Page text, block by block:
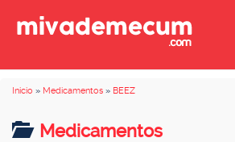
Inicio » Medicamentos » BEEZ
Medicamentos